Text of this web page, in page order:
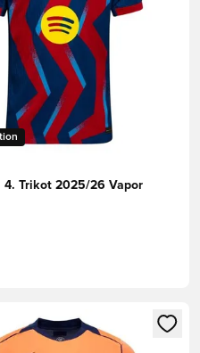
4. Trikot 2025/26 Vapor
als Mitglied
neues Fenster zum Anmelden